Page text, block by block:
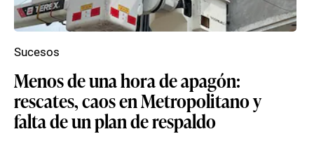
Menos de una hora de apagón:
rescates, caos en Metropolitano y
falta de un plan de respaldo
Sucesos